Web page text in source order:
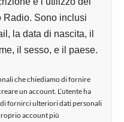
Radio. Sono inclusi
la data di nascita, il
il sesso, e il paese.
che chiediamo di fornire
un account. L’utente ha
fornirci ulteriori dati personali
account più